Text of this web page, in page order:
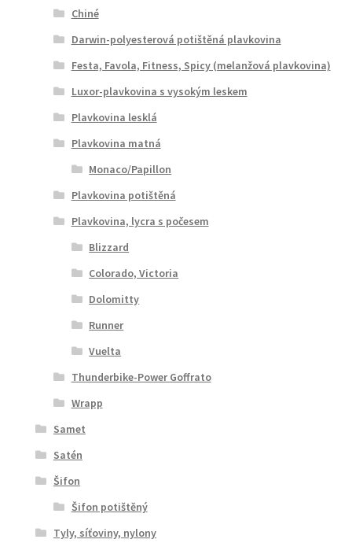
Chiné
Darwin-polyesterová potištěná plavkovina
Festa, Favola, Fitness, Spicy (melanžová plavkovina)
Luxor-plavkovina s vysokým leskem
Plavkovina lesklá
Plavkovina matná
Monaco/Papillon
Plavkovina potištěná
Plavkovina, lycra s počesem
Blizzard
Colorado, Victoria
Dolomitty
Runner
Vuelta
Thunderbike-Power Goffrato
Wrapp
Samet
Satén
Šifon
Šifon potištěný
Tyly, síťoviny, nylony